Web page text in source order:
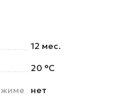
12 мес.
20 °C
нет